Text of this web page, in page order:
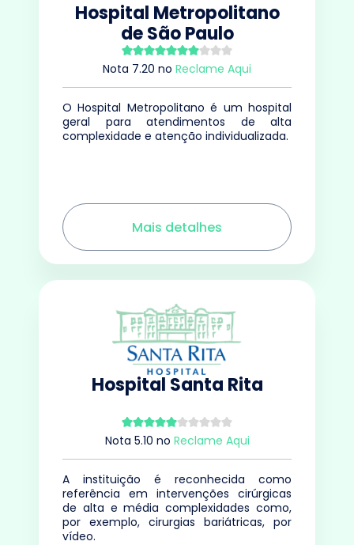
Hospital Metropolitano
de São Paulo
Nota 7.20 no Reclame Aqui
O Hospital Metropolitano é um hospital
geral para atendimentos de alta
complexidade e atenção individualizada.
Mais detalhes
Hospital Santa Rita
Nota 5.10 no Reclame Aqui
A instituição é reconhecida como
referência em intervenções cirúrgicas
de alta e média complexidades como,
por exemplo, cirurgias bariátricas, por
vídeo.